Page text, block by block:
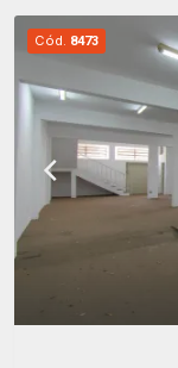
Cód. 8473